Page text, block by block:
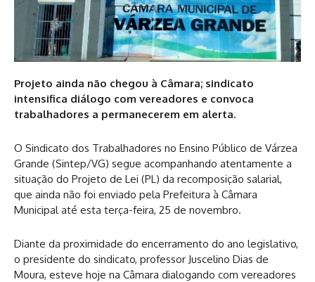
Projeto ainda não chegou à Câmara; sindicato
intensifica diálogo com vereadores e convoca
trabalhadores a permanecerem em alerta.
O Sindicato dos Trabalhadores no Ensino Público de Várzea
Grande (Sintep/VG) segue acompanhando atentamente a
situação do Projeto de Lei (PL) da recomposição salarial,
que ainda não foi enviado pela Prefeitura à Câmara
Municipal até esta terça-feira, 25 de novembro.
Diante da proximidade do encerramento do ano legislativo,
o presidente do sindicato, professor Juscelino Dias de
Moura, esteve hoje na Câmara dialogando com vereadores